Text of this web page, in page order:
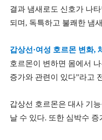
결과 냄새로도 신호가 나
되며, 독특하고 불쾌한 냄
갑상선·여성 호르몬 변화,
호르몬이 변하면 몸에서
증가와 관련이 있다”라고
갑상선 호르몬은 대사 기
날 수 있다. 또한 심박수